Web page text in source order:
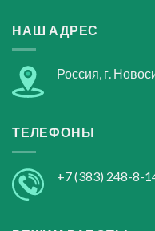
НАШ АДРЕС
Россия, г.
ТЕЛЕФОНЫ
+7 (383) 248-8-